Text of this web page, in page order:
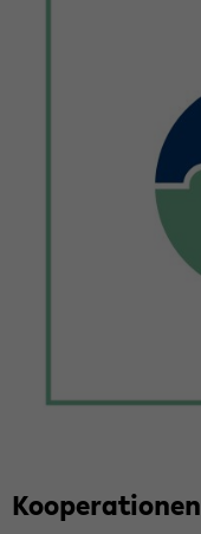
Ko­ope­ra­tio­nen